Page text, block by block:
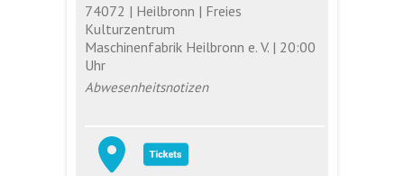
74072 | Heilbronn | Freies
Kulturzentrum
Maschinenfabrik Heilbronn e. V. | 20:00
Uhr
Abwesenheitsnotizen